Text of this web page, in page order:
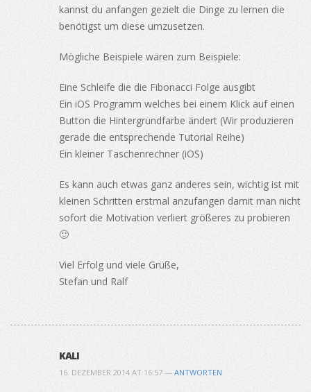
kannst du anfangen gezielt die Dinge zu lernen die
benötigst um diese umzusetzen.
Mögliche Beispiele wären zum Beispiele:
Eine Schleife die die Fibonacci Folge ausgibt
Ein iOS Programm welches bei einem Klick auf einen
Button die Hintergrundfarbe ändert (Wir produzieren
gerade die entsprechende Tutorial Reihe)
Ein kleiner Taschenrechner (iOS)
Es kann auch etwas ganz anderes sein, wichtig ist mit
kleinen Schritten erstmal anzufangen damit man nicht
sofort die Motivation verliert größeres zu probieren
🙂
Viel Erfolg und viele Grüße,
Stefan und Ralf
KALI
16. DEZEMBER 2014 AT 16:57 — ANTWORTEN